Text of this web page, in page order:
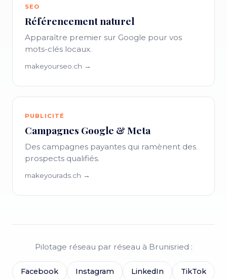
SEO
Référencement naturel
Apparaître premier sur Google pour vos
mots-clés locaux.
makeyourseo.ch →
PUBLICITÉ
Campagnes Google & Meta
Des campagnes payantes qui ramènent des
prospects qualifiés.
makeyourads.ch →
Pilotage réseau par réseau à Brunisried :
Facebook Instagram LinkedIn TikTok